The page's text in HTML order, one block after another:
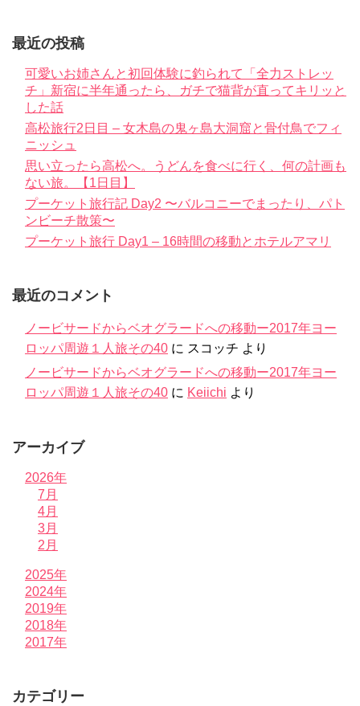
最近の投稿
可愛いお姉さんと初回体験に釣られて「全力ストレッ
チ」新宿に半年通ったら、ガチで猫背が直ってキリッと
した話
高松旅行2日目 – 女木島の鬼ヶ島大洞窟と骨付鳥でフィ
ニッシュ
思い立ったら高松へ。うどんを食べに行く、何の計画も
ない旅。【1日目】
プーケット旅行記 Day2 〜バルコニーでまったり、パト
ンビーチ散策〜
プーケット旅行 Day1 – 16時間の移動とホテルアマリ
最近のコメント
ノービサードからベオグラードへの移動ー2017年ヨー
ロッパ周遊１人旅その40 に スコッチ より
ノービサードからベオグラードへの移動ー2017年ヨー
ロッパ周遊１人旅その40 に Keiichi より
アーカイブ
2026年
7月
4月
3月
2月
2025年
2024年
2019年
2018年
2017年
カテゴリー